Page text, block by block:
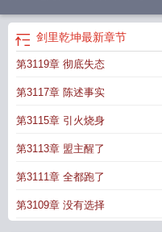
度百科
剑彻乾坤 剑里乾坤电视剧
剑里乾坤最新章节
第3119章 彻底失态
第3117章 陈述事实
第3115章 引火烧身
第3113章 盟主醒了
第3111章 全都跑了
第3109章 没有选择